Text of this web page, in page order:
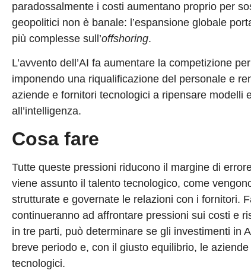
paradossalmente i costi aumentano proprio per
geopolitici non è banale: l’espansione globale
più complesse sull’offshoring.
L’avvento dell’AI fa aumentare la competizione
imponendo una riqualificazione del personale e
aziende e fornitori tecnologici a ripensare modelli
all’intelligenza.
Cosa fare
Tutte queste pressioni riducono il margine di
viene assunto il talento tecnologico, come
strutturate e governate le relazioni con i fornitori.
continueranno ad affrontare pressioni sui costi e
in tre parti, può determinare se gli investimenti in
breve periodo e, con il giusto equilibrio, le
tecnologici.